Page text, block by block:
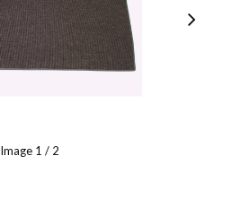
Image 1 / 2